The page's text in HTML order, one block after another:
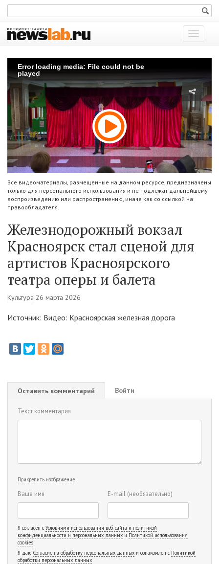
Показать
меню
Error loading media: File could not be
played
Все видеоматериалы, размещенные на данном ресурсе, предназначены
только для персонального использования и не подлежат дальнейшему
воспроизведению или распространению, иначе как со ссылкой на
правообладателя.
Железнодорожный вокзал
Красноярск стал сценой для
артистов Красноярского
театра оперы и балета
Культура 26 марта 2026
Источник: Видео: Красноярская железная дорога
Оставить комментарий Войти
Текст комментария
Прикрепить изображение
Ваше имя E-mail (необязательно)
Я согласен с Условиями использования веб-сайта и политикой
конфиденциальности и персональных данных и Политикой использования
cookies
Я даю Согласие на обработку персональных данных и ознакомлен с Политикой
обработки персональных данных